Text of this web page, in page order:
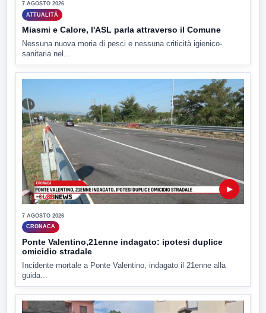
7 AGOSTO 2026
ATTUALITÀ
Miasmi e Calore, l'ASL parla attraverso il Comune
Nessuna nuova moria di pesci e nessuna criticità igienico-
sanitaria nel...
▶
7 AGOSTO 2026
CRONACA
Ponte Valentino,21enne indagato: ipotesi duplice
omicidio stradale
Incidente mortale a Ponte Valentino, indagato il 21enne alla
guida...